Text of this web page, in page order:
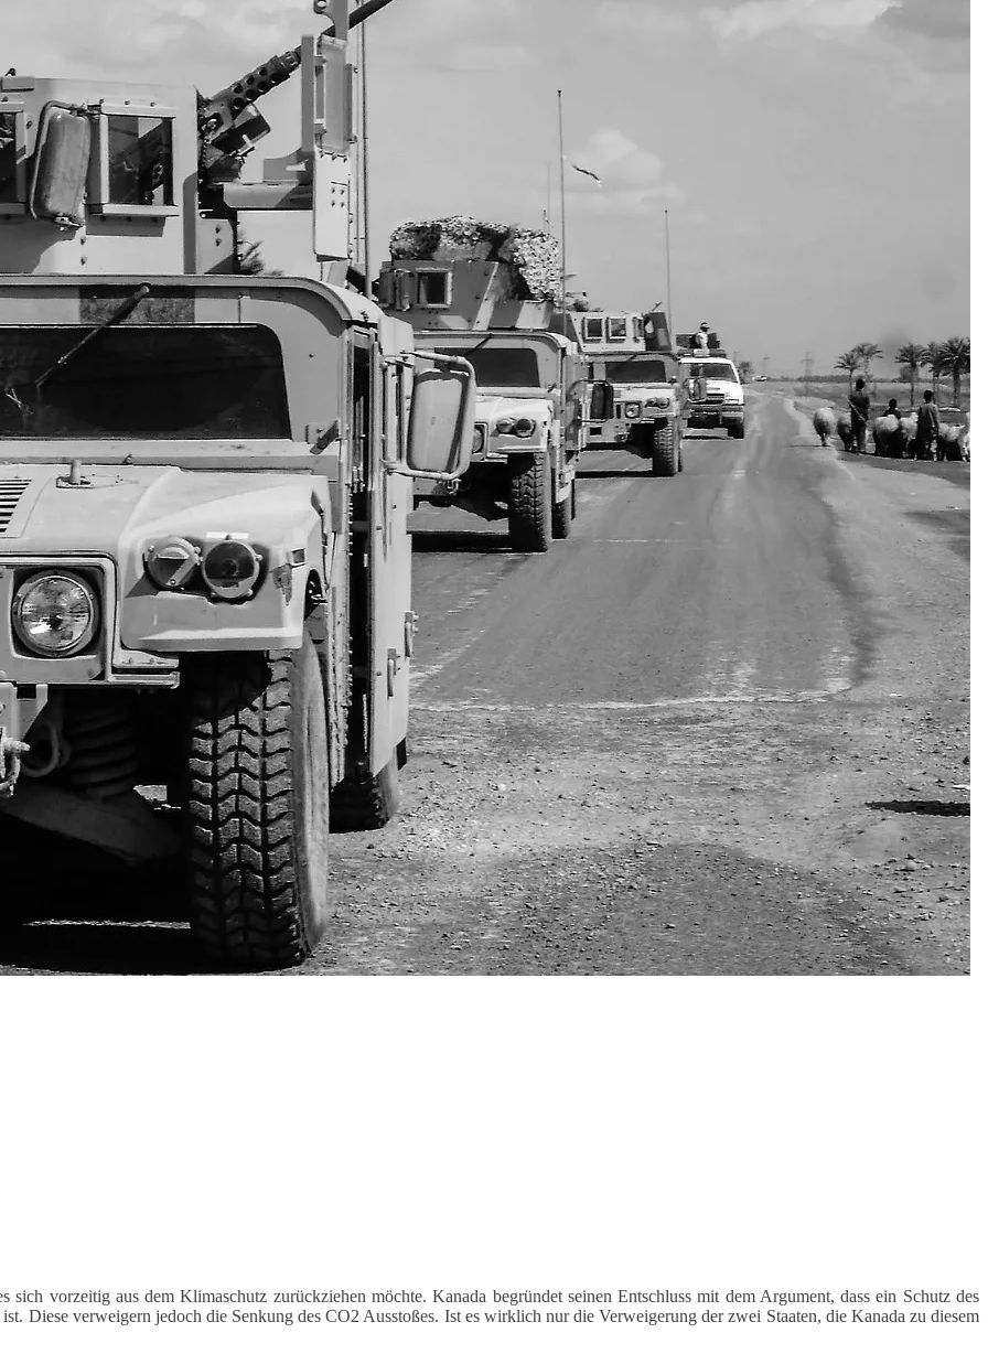
sich vorzeitig aus dem Klimaschutz zurückziehen möchte. Kanada begründet seinen Entschluss mit dem Argument, dass ein Schutz des
Diese verweigern jedoch die Senkung des CO2 Ausstoßes. Ist es wirklich nur die Verweigerung der zwei Staaten, die Kanada zu diesem